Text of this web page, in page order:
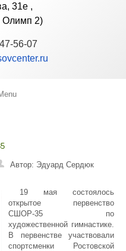
31е ,
Олимп 2)
56-07
Автор: Эдуард Сердюк
19 мая состоялось
открытое первенство
СШОР-35 по
художественной гимнастике.
В первенстве участвовали
спортсменки Ростовской